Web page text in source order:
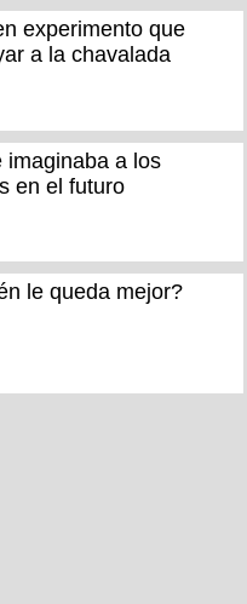
experimento que
a la chavalada
imaginaba a los
en el futuro
le queda mejor?